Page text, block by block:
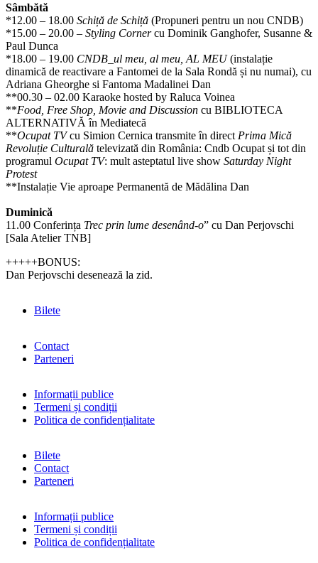
Sâmbătă
*12.00 – 18.00 Schiță de Schiță (Propuneri pentru un nou CNDB)
*15.00 – 20.00 – Styling Cornercu Dominik Ganghofer, Susanne &
Paul Dunca
*18.00 – 19.00 CNDB_ul meu, al meu, AL MEU(instalație
dinamică de reactivare a Fantomei de la Sala Rondă și nu numai), cu
Adriana Gheorghe si Fantoma Madalinei Dan
**00.30 – 02.00 Karaoke hosted by Raluca Voinea
**Food, Free Shop, Movie and Discussion cu BIBLIOTECA
ALTERNATIVĂ în Mediatecă
**Ocupat TVcu Simion Cernica transmite în direct Prima Mică
Revoluție Culturală televizată din România: Cndb Ocupat și tot din
programul Ocupat TV: mult asteptatul live show Saturday Night
Protest
**Instalație Vie aproape Permanentă de Mădălina Dan
Duminică
11.00 Conferința Trec prin lume desenând-o” cu Dan Perjovschi
[Sala Atelier TNB]
+++++BONUS:
Dan Perjovschi desenează la zid.
Bilete
Contact
Parteneri
Informații publice
Termeni și condiții
Politica de confidențialitate
Bilete
Contact
Parteneri
Informații publice
Termeni și condiții
Politica de confidențialitate